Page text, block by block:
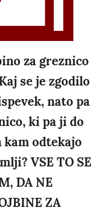
za greznico
se je zgodilo
nato pa
ki pa ji do
kam odtekajo
VSE TO SE
DA NE
ZA